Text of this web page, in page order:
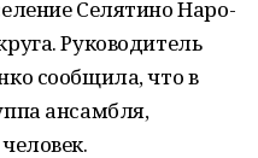
Селятино Наро-
Руководитель
сообщила, что в
ансамбля,